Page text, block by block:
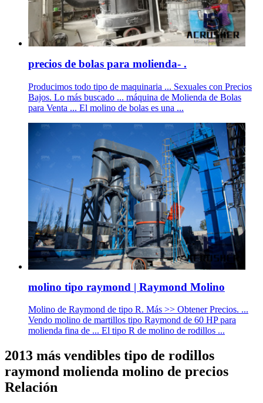
precios de bolas para molienda- .
Producimos todo tipo de maquinaria ... Sexuales con Precios
Bajos. Lo más buscado ... máquina de Molienda de Bolas
para Venta ... El molino de bolas es una ...
molino tipo raymond | Raymond Molino
Molino de Raymond de tipo R. Más >> Obtener Precios. ...
Vendo molino de martillos tipo Raymond de 60 HP para
molienda fina de ... El tipo R de molino de rodillos ...
2013 más vendibles tipo de rodillos
raymond molienda molino de precios
Relación